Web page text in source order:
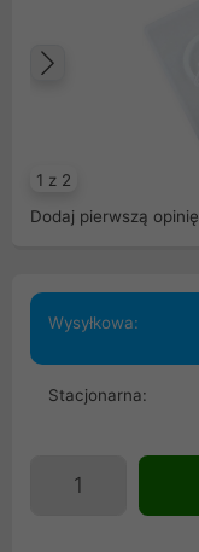
1 z 2
Dodaj pierwszą opinię
Wysyłkowa:
Stacjonarna: